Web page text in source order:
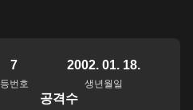
7
등번호
2002. 01. 18.
생년월일
공격수